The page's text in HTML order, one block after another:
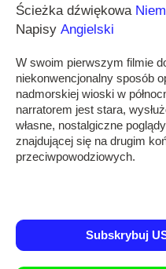
Ścieżka dźwiękowa
Napisy Angielski
W swoim pierwszym filmie
niekonwencjonalny sposób
nadmorskiej wioski w
narratorem jest stara,
własne, nostalgiczne
znajdującej się na drugim
przeciwpowodziowych.
Subskrybuj